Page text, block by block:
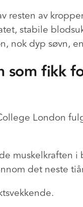
resten av
stabile
nok dyp søvn,
som fikk
London
muskelkraften
det neste